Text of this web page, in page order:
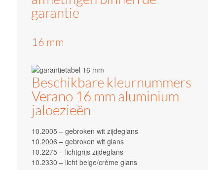
garantie
16 mm
Beschikbare kleurnummers
Verano 16 mm aluminium
jaloezieën
10.2005 – gebroken wit zijdeglans
10.2006 – gebroken wit glans
10.2275 – lichtgrijs zijdeglans
10.2330 – licht beige/crème glans